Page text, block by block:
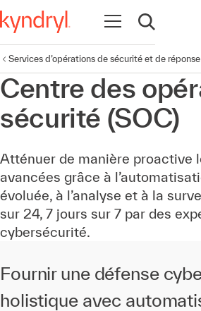
Ouvrir la navigation
Ouvrir la
Services d’opérations de sécurité et de réponse
Centre des
sécurité (SOC)
Atténuer de manière proactive
avancées grâce à
évoluée, à l’analyse et à la
sur 24, 7 jours sur 7 par des
cybersécurité.
Fournir une défense
holistique avec